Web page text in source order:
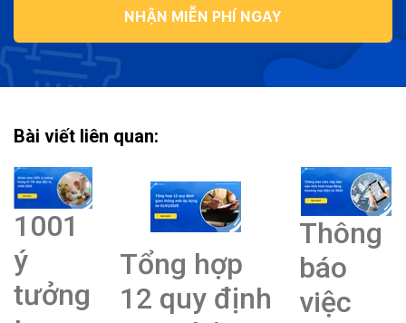
NHẬN MIỄN PHÍ NGAY
Bài viết liên quan:
1001
ý
tưởng
Tổng hợp
12 quy định
Thông
báo
việc